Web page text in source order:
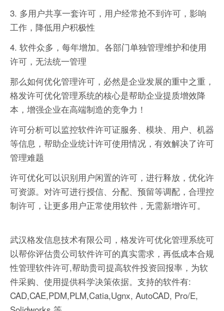
3. 多用户共享一套许可，用户经常抢不到许可，影响
工作，降低用户积极性
4. 软件众多，每年增加。各部门单独管理维护和使用
许可，无法统一管理
那么如何优化管理许可，必然是企业发展的重中之重，
格发许可优化管理系统的核心是帮助企业提质增效降
本，增强企业在高端制造的竞争力！
许可分析可以监控软件许可证服务、模块、用户、机器
等信息，帮助企业统计许可使用情况，有效解决了许可
管理难题
许可优化可以识别用户闲置的许可，进行释放，优化许
可资源。对许可进行授信、分配、预留等调配，合理控
制许可，让更多用户正常使用软件，无需新增许可。
武汉格发信息技术有限公司，格发许可优化管理系统可
以帮你评估贵公司软件许可的真实需求，再低成本合规
性管理软件许可,帮助贵司提高软件投资回报率，为软
件采购、使用提供科学决策依据。支持的软件有:
CAD,CAE,PDM,PLM,Catia,Ugnx, AutoCAD, Pro/E,